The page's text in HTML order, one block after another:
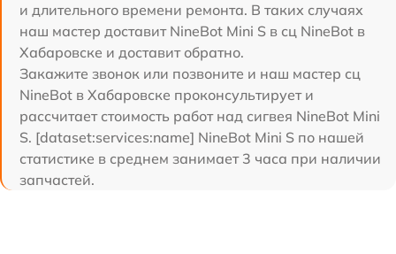
и длительного времени ремонта. В таких случаях
наш мастер доставит NineBot Mini S в сц NineBot в
Хабаровске и доставит обратно.
Закажите звонок или позвоните и наш мастер сц
NineBot в Хабаровске проконсультирует и
рассчитает стоимость работ над сигвея NineBot Mini
S. [dataset:services:name] NineBot Mini S по нашей
статистике в среднем занимает 3 часа при наличии
запчастей.